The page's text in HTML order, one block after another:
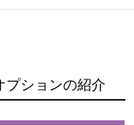
プションの紹介